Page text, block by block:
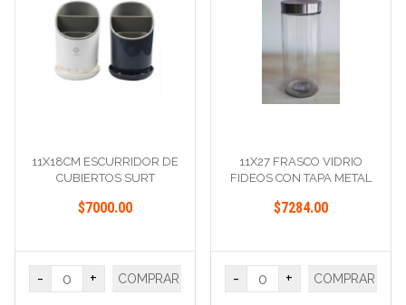
11X18CM ESCURRIDOR DE
CUBIERTOS SURT
$7000.00
- + COMPRAR
11X27 FRASCO VIDRIO
FIDEOS CON TAPA METAL
$7284.00
- + COMPRAR